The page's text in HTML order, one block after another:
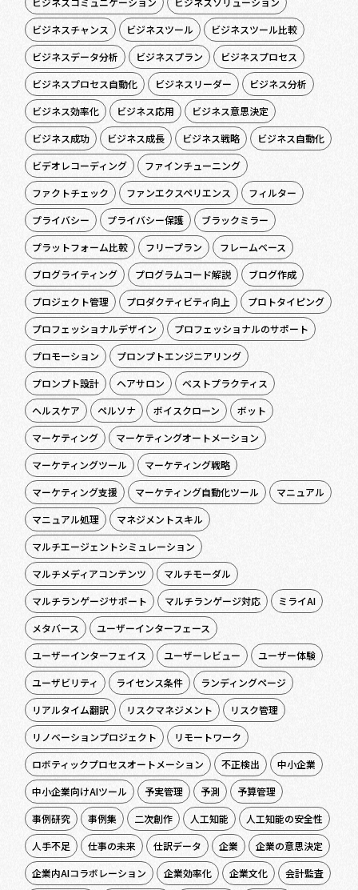
ビジネスチャンス
ビジネスツール
ビジネスツール比較
ビジネスデータ分析
ビジネスプラン
ビジネスプロセス
ビジネスプロセス自動化
ビジネスリーダー
ビジネス分析
ビジネス効率化
ビジネス応用
ビジネス意思決定
ビジネス成功
ビジネス成長 ビジネス戦略
ビジネス自動化
ビデオレコーディング
ファインチューニング
ファクトチェック
ファンエクスペリエンス
フィルター
プライバシー
プライバシー保護
ブラックミラー
プラットフォーム比較
フリープラン
フレームベース
ブログライティング
プログラムコード解説
ブログ作成
プロジェクト管理
プロダクティビティ向上
プロトタイピング
プロフェッショナルデザイン
プロフェッショナルのサポート
プロモーション
プロンプトエンジニアリング
プロンプト設計
ヘアサロン
ベストプラクティス
ヘルスケア
ペルソナ ボイスクローン
ボット
マーケティング
マーケティングオートメーション
マーケティングツール
マーケティング戦略
マーケティング支援
マーケティング自動化ツール
マニュアル
マニュアル処理
マネジメントスキル
マルチエージェントシミュレーション
マルチメディアコンテンツ
マルチモーダル
マルチランゲージサポート
マルチランゲージ対応
ミライAI
メタバース
ユーザーインターフェース
ユーザーインターフェイス
ユーザーレビュー
ユーザー体験
ユーザビリティ
ライセンス条件
ランディングページ
リアルタイム翻訳
リスクマネジメント
リスク管理
リノベーションプロジェクト
リモートワーク
ロボティックプロセスオートメーション
不正検出
中小企業
中小企業向けAIツール
予実管理 予測
予算管理
事例研究
事例集 二次創作 人工知能
人工知能の安全性
人手不足
仕事の未来 仕訳データ 企業
企業の意思決定
企業内AIコラボレーション
企業効率化 企業文化
会計監査